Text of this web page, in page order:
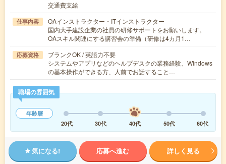
交通費支給
仕事内容
OAインストラクター・ITインストラクター
国内大手建設企業の社員の研修サポートをお願いします。
OAスキル関連にする講習会の準備（研修は4カ月1…
応募資格
ブランクOK / 英語力不要
システムやアプリなどのヘルプデスクの業務経験、Windows
の基本操作ができる方、人前でお話すること…
職場の雰囲気
年齢層
20代
30代 40代 50代 60代
気になる! 応募へ進む 詳しく見る